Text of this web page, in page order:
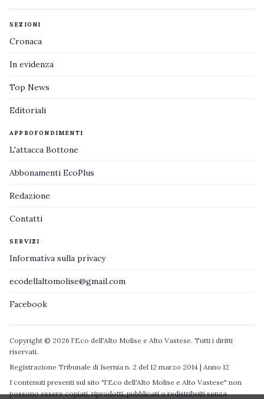
SEZIONI
Cronaca
In evidenza
Top News
Editoriali
APPROFONDIMENTI
L'attacca Bottone
Abbonamenti EcoPlus
Redazione
Contatti
SERVIZI
Informativa sulla privacy
ecodellaltomolise@gmail.com
Facebook
Copyright © 2026 l'Eco dell'Alto Molise e Alto Vastese. Tutti i diritti
riservati.
Registrazione Tribunale di Isernia n. 2 del 12 marzo 2014 | Anno 12
I contenuti presenti sul sito "l'Eco dell'Alto Molise e Alto Vastese" non
possono essere copiati, riprodotti, pubblicati o redistribuiti senza